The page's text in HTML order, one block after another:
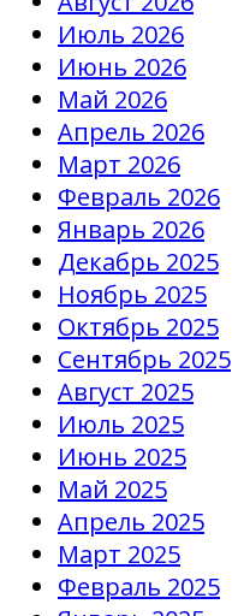
Июль 2026
Июнь 2026
Май 2026
Апрель 2026
Март 2026
Февраль 2026
Январь 2026
Декабрь 2025
Ноябрь 2025
Октябрь 2025
Сентябрь 2025
Август 2025
Июль 2025
Июнь 2025
Май 2025
Апрель 2025
Март 2025
Февраль 2025